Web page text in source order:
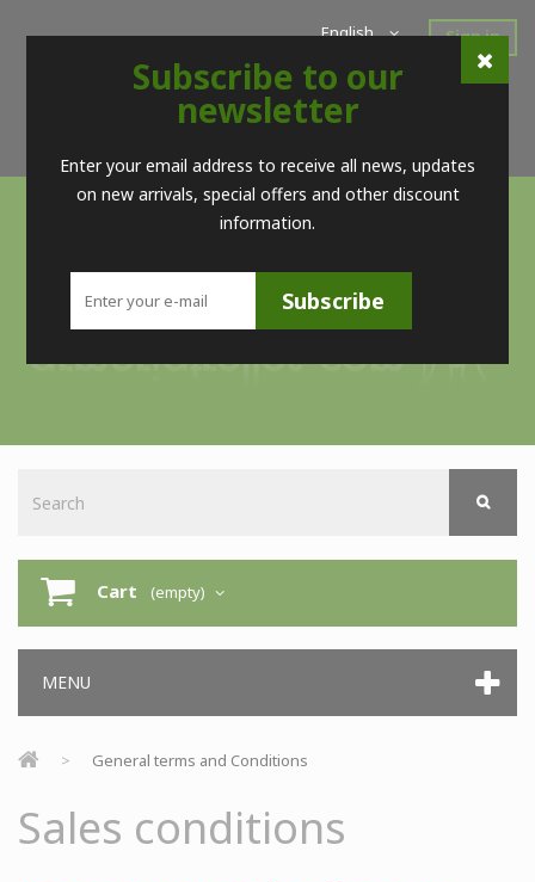
Sign in
English
New Products Offers
Super Sales
Contact
Cart (empty)
MENU
> General terms and Conditions
Sales conditions
Subscribe to our
newsletter
Enter your email address to receive all news, updates
on new arrivals, special offers and other discount
information.
Subscribe